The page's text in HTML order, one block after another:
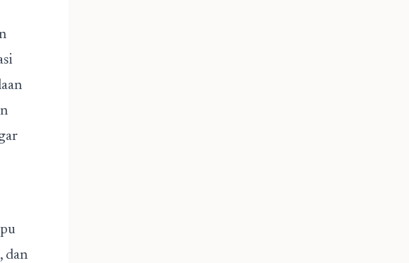
dan